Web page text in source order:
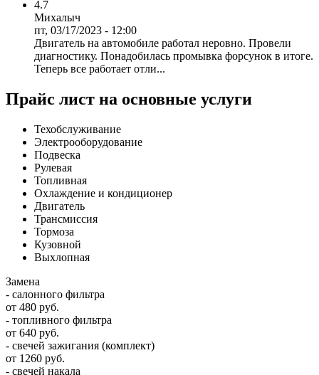
4.7
Михалыч
пт, 03/17/2023 - 12:00
Двигатель на автомобиле работал неровно. Провели
диагностику. Понадобилась промывка форсунок в итоге.
Теперь все работает отли...
Прайс лист на основные услуги
Техобслуживание
Электрооборудование
Подвеска
Рулевая
Топливная
Охлаждение и кондиционер
Двигатель
Трансмиссия
Тормоза
Кузовной
Выхлопная
Замена
- салонного фильтра
от 480 руб.
- топливного фильтра
от 640 руб.
- свечей зажигания (комплект)
от 1260 руб.
- свечей накала